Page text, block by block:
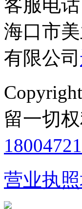
客服电话
海口市
有限公司
留一切权
营业执照